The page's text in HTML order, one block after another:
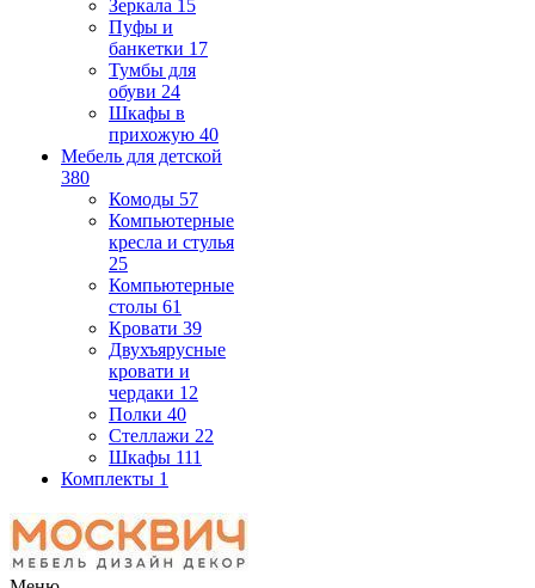
Зеркала 15
Пуфы и
банкетки 17
Тумбы для
обуви 24
Шкафы в
прихожую 40
Мебель для детской
380
Комоды 57
Компьютерные
кресла и стулья
25
Компьютерные
столы 61
Кровати 39
Двухъярусные
кровати и
чердаки 12
Полки 40
Стеллажи 22
Шкафы 111
Комплекты 1